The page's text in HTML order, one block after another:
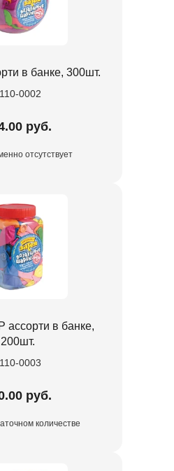
в банке, 300шт.
0002
руб.
отсутствует
в банке,
200шт.
0003
руб.
количестве